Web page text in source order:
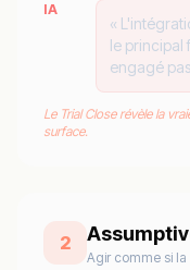
IA
«
le principal
engagé
Le Trial Close révèle la
surface.
2
Agir comme si